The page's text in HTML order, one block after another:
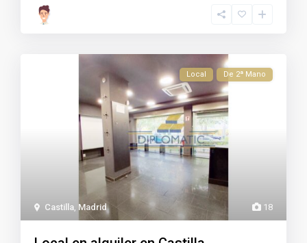
18
Castilla Madrid
Local De 2ª Mano